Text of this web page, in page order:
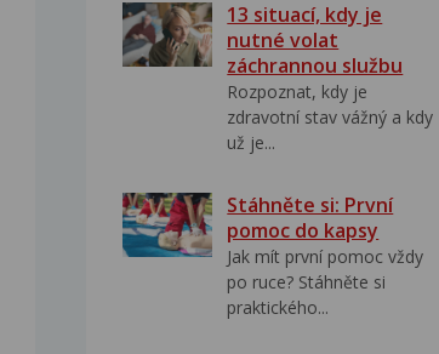
13 situací, kdy je
nutné volat
záchrannou službu
Rozpoznat, kdy je
zdravotní stav vážný a kdy
už je...
Stáhněte si: První
pomoc do kapsy
Jak mít první pomoc vždy
po ruce? Stáhněte si
praktického...